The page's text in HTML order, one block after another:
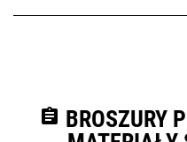
assignment BROSZURY